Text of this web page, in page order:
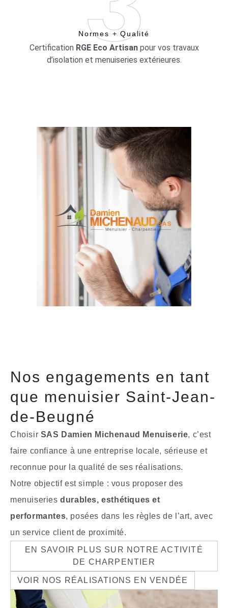
Normes + Qualité
Certification RGE Eco Artisanpour vos travaux
d’isolation et menuiseries extérieures.
Nos engagements en tant
que menuisier Saint-Jean-
de-Beugné
Choisir SAS Damien Michenaud Menuiserie, c’est
faire confiance à une entreprise locale, sérieuse et
reconnue pour la qualité de ses réalisations.
Notre objectif est simple : vous proposer des
menuiseriesdurables, esthétiques et
performantes, posées dans les règles de l’art, avec
un service client de proximité.
EN SAVOIR PLUS SUR NOTRE ACTIVITÉ
DE CHARPENTIER
VOIR NOS RÉALISATIONS EN VENDÉE